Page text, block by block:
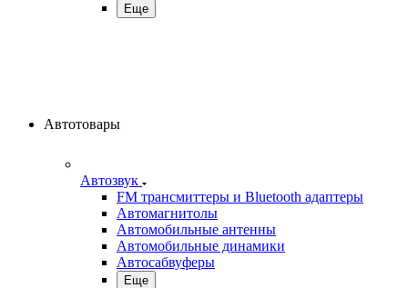
Еще
Автотовары
Автозвук
FM трансмиттеры и Bluetooth адаптеры
Автомагнитолы
Автомобильные антенны
Автомобильные динамики
Автосабвуферы
Еще